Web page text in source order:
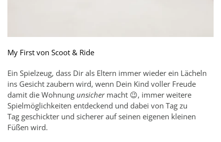
My First von Scoot & Ride
Ein Spielzeug, dass Dir als Eltern immer wieder ein Lächeln
ins Gesicht zaubern wird, wenn Dein Kind voller Freude
damit die Wohnung unsichermacht 😉, immer weitere
Spielmöglichkeiten entdeckend und dabei von Tag zu
Tag geschickter und sicherer auf seinen eigenen kleinen
Füßen wird.